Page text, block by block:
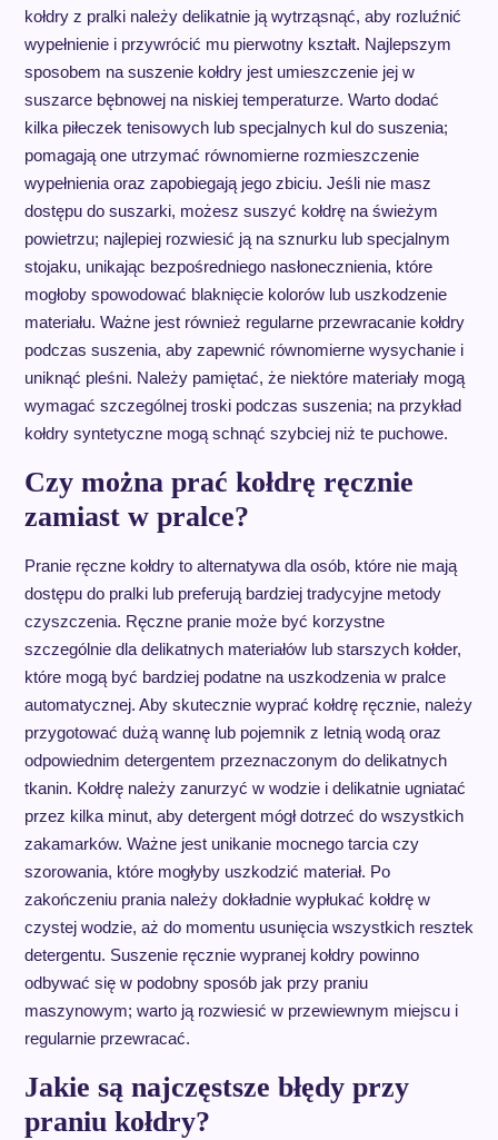
kołdry z pralki należy delikatnie ją wytrząsnąć, aby rozluźnić
wypełnienie i przywrócić mu pierwotny kształt. Najlepszym
sposobem na suszenie kołdry jest umieszczenie jej w
suszarce bębnowej na niskiej temperaturze. Warto dodać
kilka piłeczek tenisowych lub specjalnych kul do suszenia;
pomagają one utrzymać równomierne rozmieszczenie
wypełnienia oraz zapobiegają jego zbiciu. Jeśli nie masz
dostępu do suszarki, możesz suszyć kołdrę na świeżym
powietrzu; najlepiej rozwiesić ją na sznurku lub specjalnym
stojaku, unikając bezpośredniego nasłonecznienia, które
mogłoby spowodować blaknięcie kolorów lub uszkodzenie
materiału. Ważne jest również regularne przewracanie kołdry
podczas suszenia, aby zapewnić równomierne wysychanie i
uniknąć pleśni. Należy pamiętać, że niektóre materiały mogą
wymagać szczególnej troski podczas suszenia; na przykład
kołdry syntetyczne mogą schnąć szybciej niż te puchowe.
Czy można prać kołdrę ręcznie
zamiast w pralce?
Pranie ręczne kołdry to alternatywa dla osób, które nie mają
dostępu do pralki lub preferują bardziej tradycyjne metody
czyszczenia. Ręczne pranie może być korzystne
szczególnie dla delikatnych materiałów lub starszych kołder,
które mogą być bardziej podatne na uszkodzenia w pralce
automatycznej. Aby skutecznie wyprać kołdrę ręcznie, należy
przygotować dużą wannę lub pojemnik z letnią wodą oraz
odpowiednim detergentem przeznaczonym do delikatnych
tkanin. Kołdrę należy zanurzyć w wodzie i delikatnie ugniatać
przez kilka minut, aby detergent mógł dotrzeć do wszystkich
zakamarków. Ważne jest unikanie mocnego tarcia czy
szorowania, które mogłyby uszkodzić materiał. Po
zakończeniu prania należy dokładnie wypłukać kołdrę w
czystej wodzie, aż do momentu usunięcia wszystkich resztek
detergentu. Suszenie ręcznie wypranej kołdry powinno
odbywać się w podobny sposób jak przy praniu
maszynowym; warto ją rozwiesić w przewiewnym miejscu i
regularnie przewracać.
Jakie są najczęstsze błędy przy
praniu kołdry?